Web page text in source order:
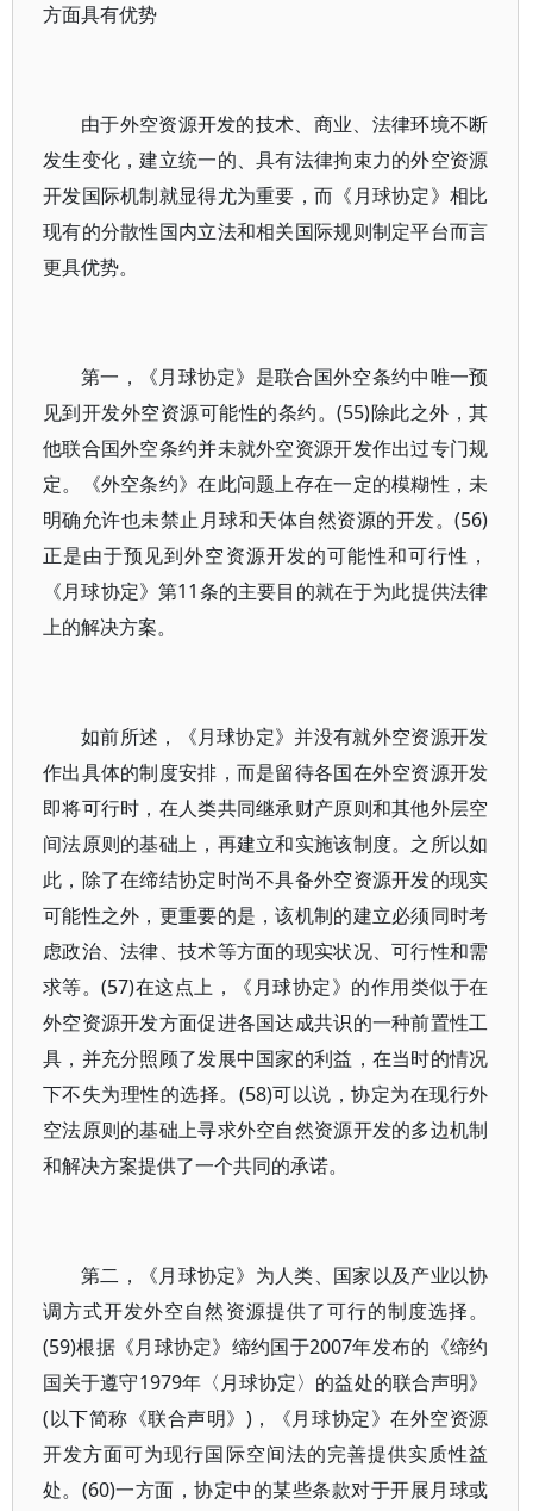
方面具有优势
由于外空资源开发的技术、商业、法律环境不断
发生变化，建立统一的、具有法律拘束力的外空资源
开发国际机制就显得尤为重要，而《月球协定》相比
现有的分散性国内立法和相关国际规则制定平台而言
更具优势。
第一，《月球协定》是联合国外空条约中唯一预
见到开发外空资源可能性的条约。(55)除此之外，其
他联合国外空条约并未就外空资源开发作出过专门规
定。《外空条约》在此问题上存在一定的模糊性，未
明确允许也未禁止月球和天体自然资源的开发。(56)
正是由于预见到外空资源开发的可能性和可行性，
《月球协定》第11条的主要目的就在于为此提供法律
上的解决方案。
如前所述，《月球协定》并没有就外空资源开发
作出具体的制度安排，而是留待各国在外空资源开发
即将可行时，在人类共同继承财产原则和其他外层空
间法原则的基础上，再建立和实施该制度。之所以如
此，除了在缔结协定时尚不具备外空资源开发的现实
可能性之外，更重要的是，该机制的建立必须同时考
虑政治、法律、技术等方面的现实状况、可行性和需
求等。(57)在这点上，《月球协定》的作用类似于在
外空资源开发方面促进各国达成共识的一种前置性工
具，并充分照顾了发展中国家的利益，在当时的情况
下不失为理性的选择。(58)可以说，协定为在现行外
空法原则的基础上寻求外空自然资源开发的多边机制
和解决方案提供了一个共同的承诺。
第二，《月球协定》为人类、国家以及产业以协
调方式开发外空自然资源提供了可行的制度选择。
(59)根据《月球协定》缔约国于2007年发布的《缔约
国关于遵守1979年〈月球协定〉的益处的联合声明》
(以下简称《联合声明》)，《月球协定》在外空资源
开发方面可为现行国际空间法的完善提供实质性益
处。(60)一方面，协定中的某些条款对于开展月球或